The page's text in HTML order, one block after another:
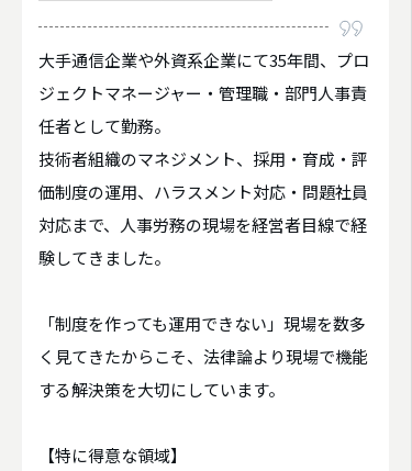
大手通信企業や外資系企業にて35年間、プロ
ジェクトマネージャー・管理職・部門人事責
任者として勤務。
技術者組織のマネジメント、採用・育成・評
価制度の運用、ハラスメント対応・問題社員
対応まで、人事労務の現場を経営者目線で経
験してきました。
「制度を作っても運用できない」現場を数多
く見てきたからこそ、法律論より現場で機能
する解決策を大切にしています。
【特に得意な領域】